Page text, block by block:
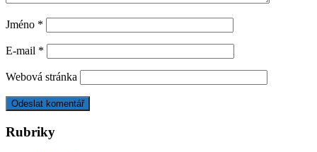
Jméno *
E-mail *
Webová stránka
Rubriky